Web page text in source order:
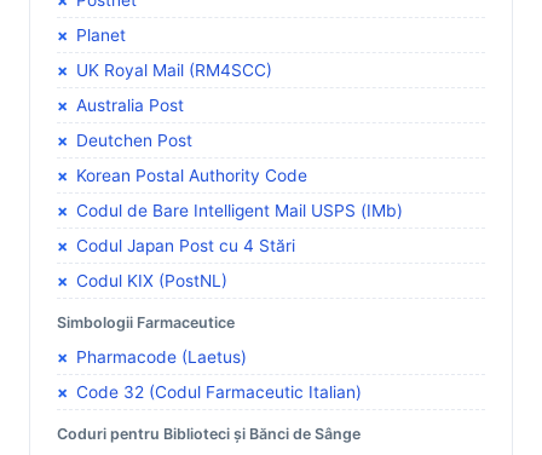
Planet
UK Royal Mail (RM4SCC)
Australia Post
Deutchen Post
Korean Postal Authority Code
Codul de Bare Intelligent Mail USPS (IMb)
Codul Japan Post cu 4 Stări
Codul KIX (PostNL)
Simbologii Farmaceutice
Pharmacode (Laetus)
Code 32 (Codul Farmaceutic Italian)
Coduri pentru Biblioteci și Bănci de Sânge